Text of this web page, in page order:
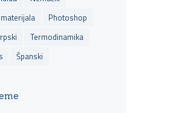
Photoshop
Termodinamika
Španski